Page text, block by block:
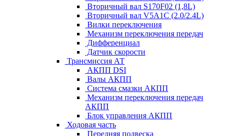
Вторичный вал S170F02 (1,8L)
Вторичный вал V5A1C (2.0/2.4L)
Вилки переключения
Механизм переключения передач
Дифференциал
Датчик скорости
Трансмиссия АТ
АКПП DSI
Валы АКПП
Система смазки АКПП
Механизм переключения передач
АКПП
Блок управления АКПП
Ходовая часть
Передняя подвеска